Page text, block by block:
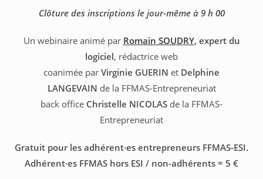
Clôture des inscriptions le jour-même à 9 h 00
Un webinaire animé par Romain SOUDRY, expert du
logiciel, rédactrice web
coanimée par Virginie GUERIN et Delphine
LANGEVAIN de la FFMAS-Entrepreneuriat
back office Christelle NICOLAS de la FFMAS-
Entrepreneuriat
Gratuit pour les adhérent·es entrepreneurs FFMAS-ESI.
Adhérent·es FFMAS hors ESI / non-adhérents = 5 €